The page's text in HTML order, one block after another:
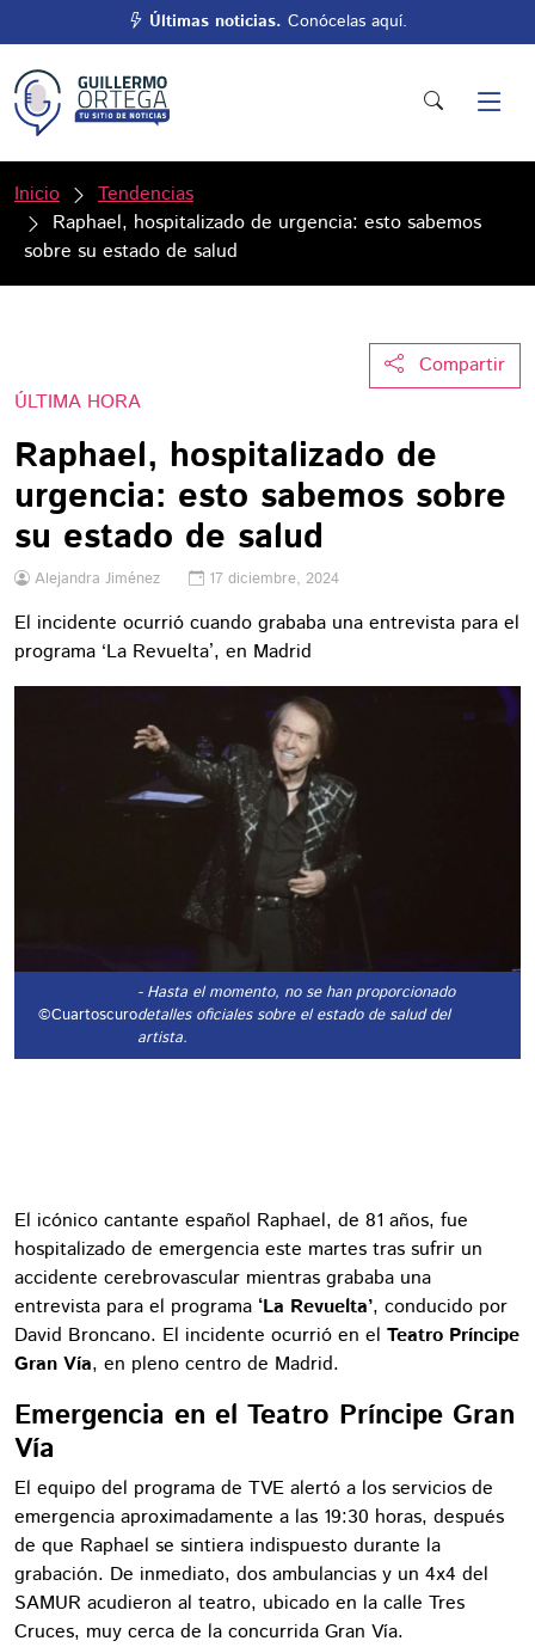
Últimas noticias. Conócelas aquí.
Inicio
Tendencias
Raphael, hospitalizado de urgencia: esto sabemos
sobre su estado de salud
Compartir
ÚLTIMA HORA
Raphael, hospitalizado de
urgencia: esto sabemos sobre
su estado de salud
Alejandra Jiménez 17 diciembre, 2024
El incidente ocurrió cuando grababa una entrevista para el
programa ‘La Revuelta’, en Madrid
©Cuartoscuro
- Hasta el momento, no se han proporcionado
detalles oficiales sobre el estado de salud del
artista.
El icónico cantante español Raphael, de 81 años, fue
hospitalizado de emergencia este martes tras sufrir un
accidente cerebrovascular mientras grababa una
entrevista para el programa ‘La Revuelta’, conducido por
David Broncano. El incidente ocurrió en el Teatro Príncipe
Gran Vía, en pleno centro de Madrid.
Emergencia en el Teatro Príncipe Gran
Vía
El equipo del programa de TVE alertó a los servicios de
emergencia aproximadamente a las 19:30 horas, después
de que Raphael se sintiera indispuesto durante la
grabación. De inmediato, dos ambulancias y un 4x4 del
SAMUR acudieron al teatro, ubicado en la calle Tres
Cruces, muy cerca de la concurrida Gran Vía.